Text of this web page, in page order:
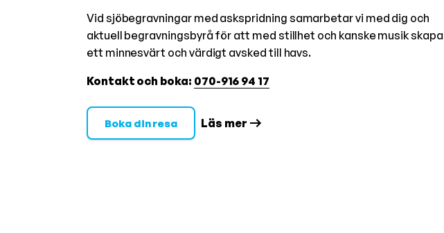
Vid sjöbegravningar med askspridning samarbetar vi med dig och
aktuell begravningsbyrå för att med stillhet och kanske musik skapa
ett minnesvärt och värdigt avsked till havs.
Kontakt och boka: 070-916 94 17
Boka din resa Läs mer